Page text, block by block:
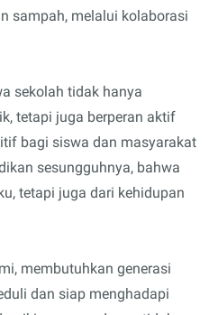
sampah, melalui kolaborasi
sekolah tidak hanya
tetapi juga berperan aktif
bagi siswa dan masyarakat
sesungguhnya, bahwa
tetapi juga dari kehidupan
membutuhkan generasi
dan siap menghadapi